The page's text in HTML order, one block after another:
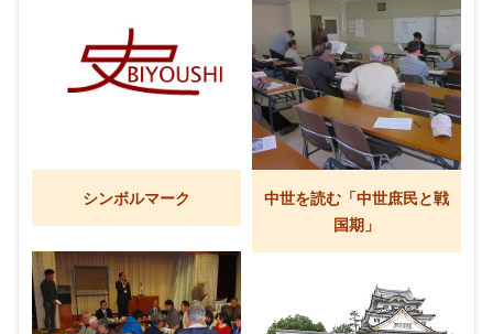
シンボルマーク
中世を読む「中世庶民と戦
国期」